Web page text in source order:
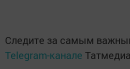
Следите за самым
Telegram-канале Татмедиа